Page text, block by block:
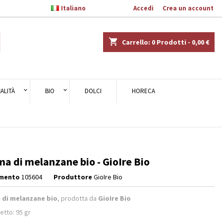
Accedi Crea un account
Italiano
shopping_cart Carrello: 0 Prodotti - 0,00 €
BIO DOLCI HORECA
di melanzane bio - GioIre Bio
105604 Produttore GioIre Bio
di melanzane bio, prodotta da GioIre Bio
95 gr